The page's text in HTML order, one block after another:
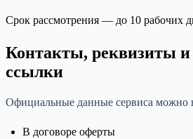
Срок рассмотрения — до 10 рабочих
Контакты, реквизиты
ссылки
Официальные данные сервиса можно
В договоре оферты